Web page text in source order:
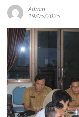
Admin
19/05/2025